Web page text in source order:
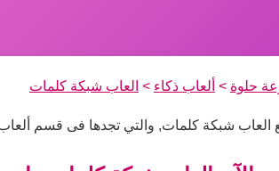
حلوة > ألعاب ذكاء > العاب شبكة كلمات
العاب شبكة كلمات, والتي تجدها فى قسم